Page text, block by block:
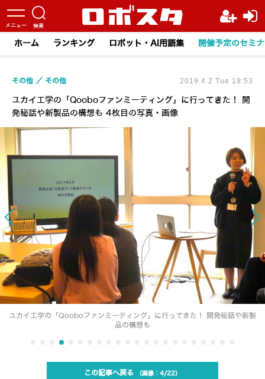
ホーム ランキング ロボット・AI用語集 開催予定のセミ
ユカイ工学の「Qooboファンミーティング」に行ってきた！ 開
発秘話や新製品の構想も 4枚目の写真・画像
その他 その他 2019.4.2 Tue 19:53
ユカイ工学の「Qooboファンミーティング」に行ってきた！ 開発秘話や新製
品の構想も
この記事へ戻る 4/22